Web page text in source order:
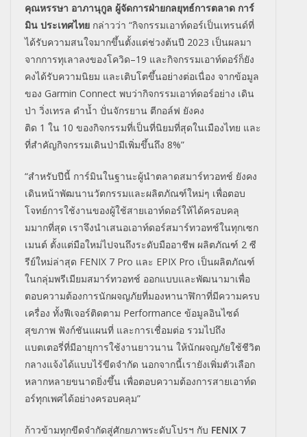
คุณหรรษา อาภานุกูล ผู้จัดการฝ่ายกลยุทธ์การตลาด การ์
มิน ประเทศไทย กล่าวว่า “กิจกรรมเอาท์ดอร์เป็นเทรนด์ที่
ได้รับความสนใจมากขึ้นตั้งแต่ช่วงต้นปี 2023 เป็นผลมา
จากการทุเลาลงของโควิด–19 และกิจกรรมเอาท์ดอร์ก็ยัง
คงได้รับความนิยม และเติบโตขึ้นอย่างต่อเนื่อง จากข้อมูล
ของ Garmin Connect พบว่ากิจกรรมเอาท์ดอร์อย่าง เดิน
ป่า วิ่งเทรล ดำน้ำ ปั่นจักรยาน ตีกอล์ฟ ยังคง
ติด 1 ใน 10 ของกิจกรรมที่เป็นที่นิยมที่สุดในเมืองไทย และ
ที่สำคัญกิจกรรมเดินป่ามีเพิ่มขึ้นถึง 8%”
“สำหรับปีนี้ การ์มินในฐานะผู้นำตลาดสมาร์ทวอทช์ ยังคง
เดินหน้าพัฒนานวัตกรรมและผลิตภัณฑ์ใหม่ๆ เพื่อตอบ
โจทย์การใช้งานของผู้ใช้สายเอาท์ดอร์ให้ได้ครอบคลุ
มมากที่สุด เราจึงนำเสนอเอาท์ดอร์สมาร์ทวอทช์ในทุกเซก
เมนต์ ตั้งแต่มือใหม่ไปจนถึงระดับมืออาชีพ ผลิตภัณฑ์ 2 ซี
รีย์ใหม่ล่าสุด FENIX 7 Pro และ EPIX Pro เป็นผลิตภัณฑ์
ในกลุ่มพรีเมียมสมาร์ทวอทช์ ออกแบบและพัฒนามาเพื่อ
ตอบความต้องการนักผจญภัยที่มองหานาฬิกาที่มีความครบ
เครื่อง ทั้งฟีเจอร์ติดตาม Performance ข้อมูลอินไซด์
สุขภาพ ฟังก์ชันแผนที่ และการเชื่อมต่อ รวมไปถึง
แบตเตอรี่ที่มีอายุการใช้งานยาวนาน ให้นักผจญภัยใช้ชีวิต
กลางแจ้งได้แบบไร้ขีดจำกัด นอกจากนี้เรายังเพิ่มตัวเลือก
หลากหลายขนาดยิ่งขึ้น เพื่อตอบความต้องการสายเอาท์ด
อร์ทุกเพศได้อย่างครอบคลุม”
ก้าวข้ามทุกขีดจำกัดสู่ศักยภาพระดับโปรฯ กับ FENIX 7